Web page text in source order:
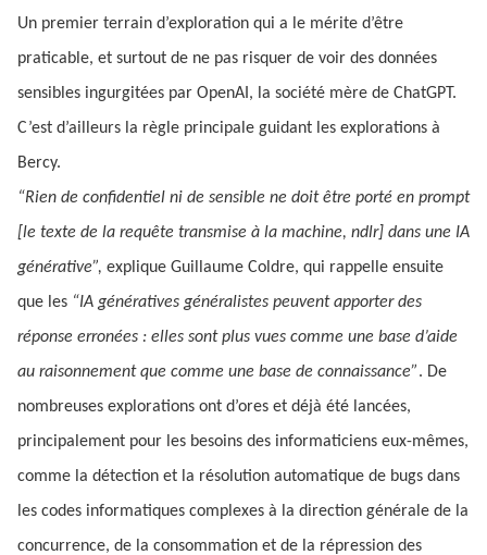
Un premier terrain d’exploration qui a le mérite d’être
praticable, et surtout de ne pas risquer de voir des données
sensibles ingurgitées par OpenAI, la société mère de ChatGPT.
C’est d’ailleurs la règle principale guidant les explorations à
Bercy.
“Rien de confidentiel ni de sensible ne doit être porté en prompt
[le texte de la requête transmise à la machine, ndlr] dans une IA
générative”, explique Guillaume Coldre, qui rappelle ensuite
que les “IA génératives généralistes peuvent apporter des
réponse erronées : elles sont plus vues comme une base d’aide
au raisonnement que comme une base de connaissance”. De
nombreuses explorations ont d’ores et déjà été lancées,
principalement pour les besoins des informaticiens eux-mêmes,
comme la détection et la résolution automatique de bugs dans
les codes informatiques complexes à la direction générale de la
concurrence, de la consommation et de la répression des